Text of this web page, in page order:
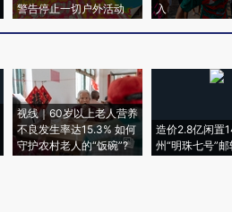
警告停止一切户外活动
入
视线｜60岁以上老人营养
不良发生率达15.3% 如何
守护农村老人的“饭碗”?
造价2.8亿闲置
州“明珠七号”